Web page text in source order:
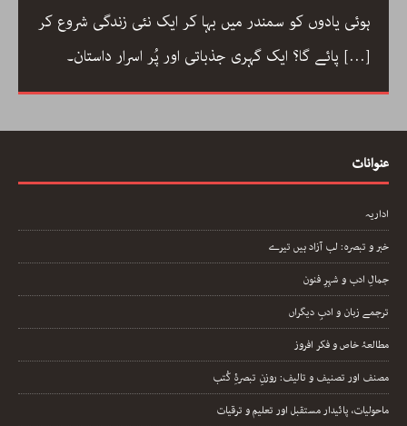
ہوئی یادوں کو سمندر میں بہا کر ایک نئی زندگی شروع کر
[…]
عنوانات
اداریہ
خبر و تبصرہ: لب آزاد ہیں تیرے
جمالِ ادب و شہرِ فنون
ترجمے زبان و ادبِ دیگراں
مطالعۂ خاص و فکر افروز
مصنف اور تصنیف و تالیف: روزنِ تبصرۂِ کُتب
ماحولیات، پائیدار مستقبل اور تعلیم و ترقیات